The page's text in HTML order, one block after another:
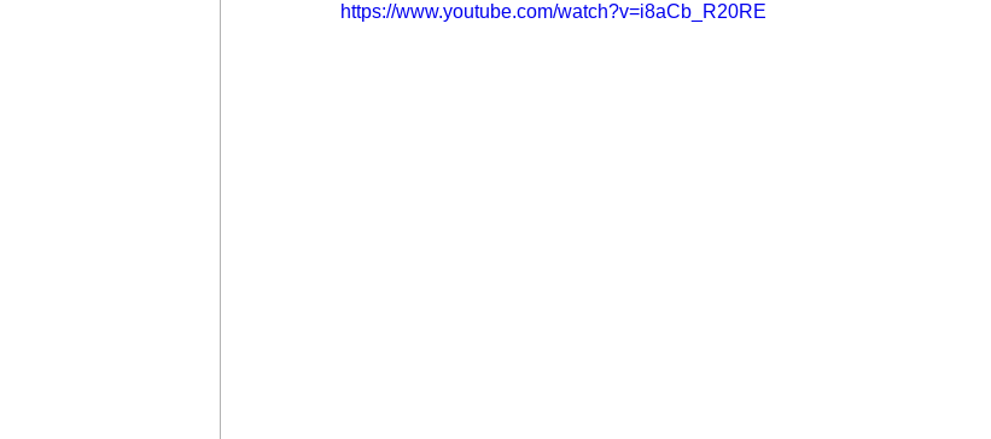
https://www.youtube.com/watch?v=i8aCb_R20RE